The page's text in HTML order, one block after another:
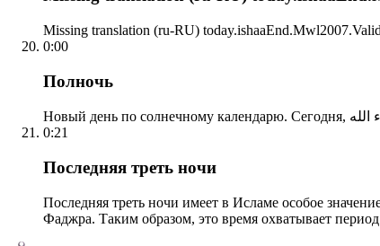
Missing translation (ru-RU)
0:00
Полночь
0:21
Последняя треть ночи
Последняя треть ночи имеет в Исламе особое
Фаджра. Таким образом, это время охватывает